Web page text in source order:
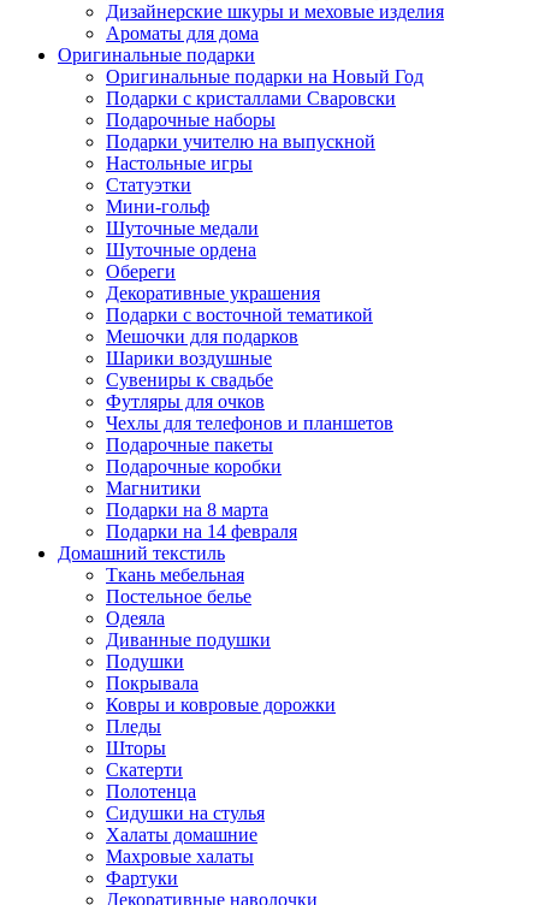
Дизайнерские шкуры и меховые изделия
Ароматы для дома
Оригинальные подарки
Оригинальные подарки на Новый Год
Подарки с кристаллами Сваровски
Подарочные наборы
Подарки учителю на выпускной
Настольные игры
Статуэтки
Мини-гольф
Шуточные медали
Шуточные ордена
Обереги
Декоративные украшения
Подарки с восточной тематикой
Мешочки для подарков
Шарики воздушные
Сувениры к свадьбе
Футляры для очков
Чехлы для телефонов и планшетов
Подарочные пакеты
Подарочные коробки
Магнитики
Подарки на 8 марта
Подарки на 14 февраля
Домашний текстиль
Ткань мебельная
Постельное белье
Одеяла
Диванные подушки
Подушки
Покрывала
Ковры и ковровые дорожки
Пледы
Шторы
Скатерти
Полотенца
Сидушки на стулья
Халаты домашние
Махровые халаты
Фартуки
Декоративные наволочки